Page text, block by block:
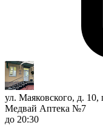
ул. Маяковского, д.
Медвай Аптека №7
до 20:30